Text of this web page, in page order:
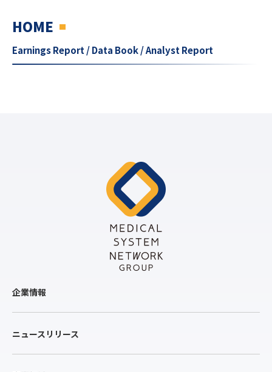
HOME
Earnings Report / Data Book / Analyst Report
企業情報
ニュースリリース